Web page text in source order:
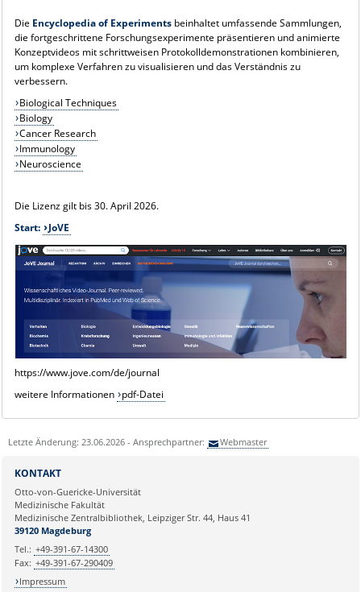
Die Encyclopedia of Experimentsbeinhaltet umfassende Sammlungen,
die fortgeschrittene Forschungsexperimente präsentieren und animierte
Konzeptvideos mit schrittweisen Protokolldemonstrationen kombinieren,
um komplexe Verfahren zu visualisieren und das Verständnis zu
verbessern.
Biological Techniques
Biology
Cancer Research
Immunology
Neuroscience
Die Lizenz gilt bis 30. April 2026.
Start:
JoVE
https://www.jove.com/de/journal
weitere Informationen pdf-Datei
Letzte Änderung: 23.06.2026 - Ansprechpartner: Webmaster
KONTAKT
Otto-von-Guericke-Universität
Medizinische Fakultät
Medizinische Zentralbibliothek, Leipziger Str. 44, Haus 41
39120 Magdeburg
Tel.: +49-391-67-14300
Fax: +49-391-67-290409
Impressum